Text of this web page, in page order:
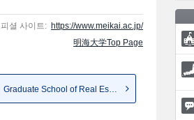
피셜 사이트: https://www.meikai.ac.jp/
明海大学Top Page
Graduate School of Real Estat...